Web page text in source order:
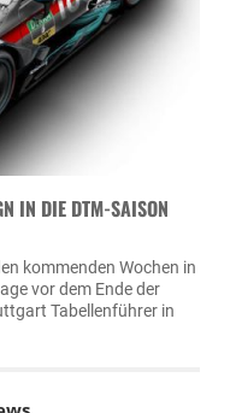
IN DIE DTM-SAISON
kommenden Wochen in
vor dem Ende der
Tabellenführer in